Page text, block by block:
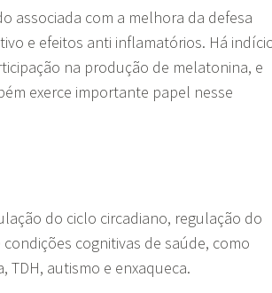
associada com a melhora da defesa
e efeitos anti inflamatórios. Há
na produção de melatonina, e
exerce importante papel nesse
do ciclo circadiano, regulação do
cognitivas de saúde, como
TDH, autismo e enxaqueca.